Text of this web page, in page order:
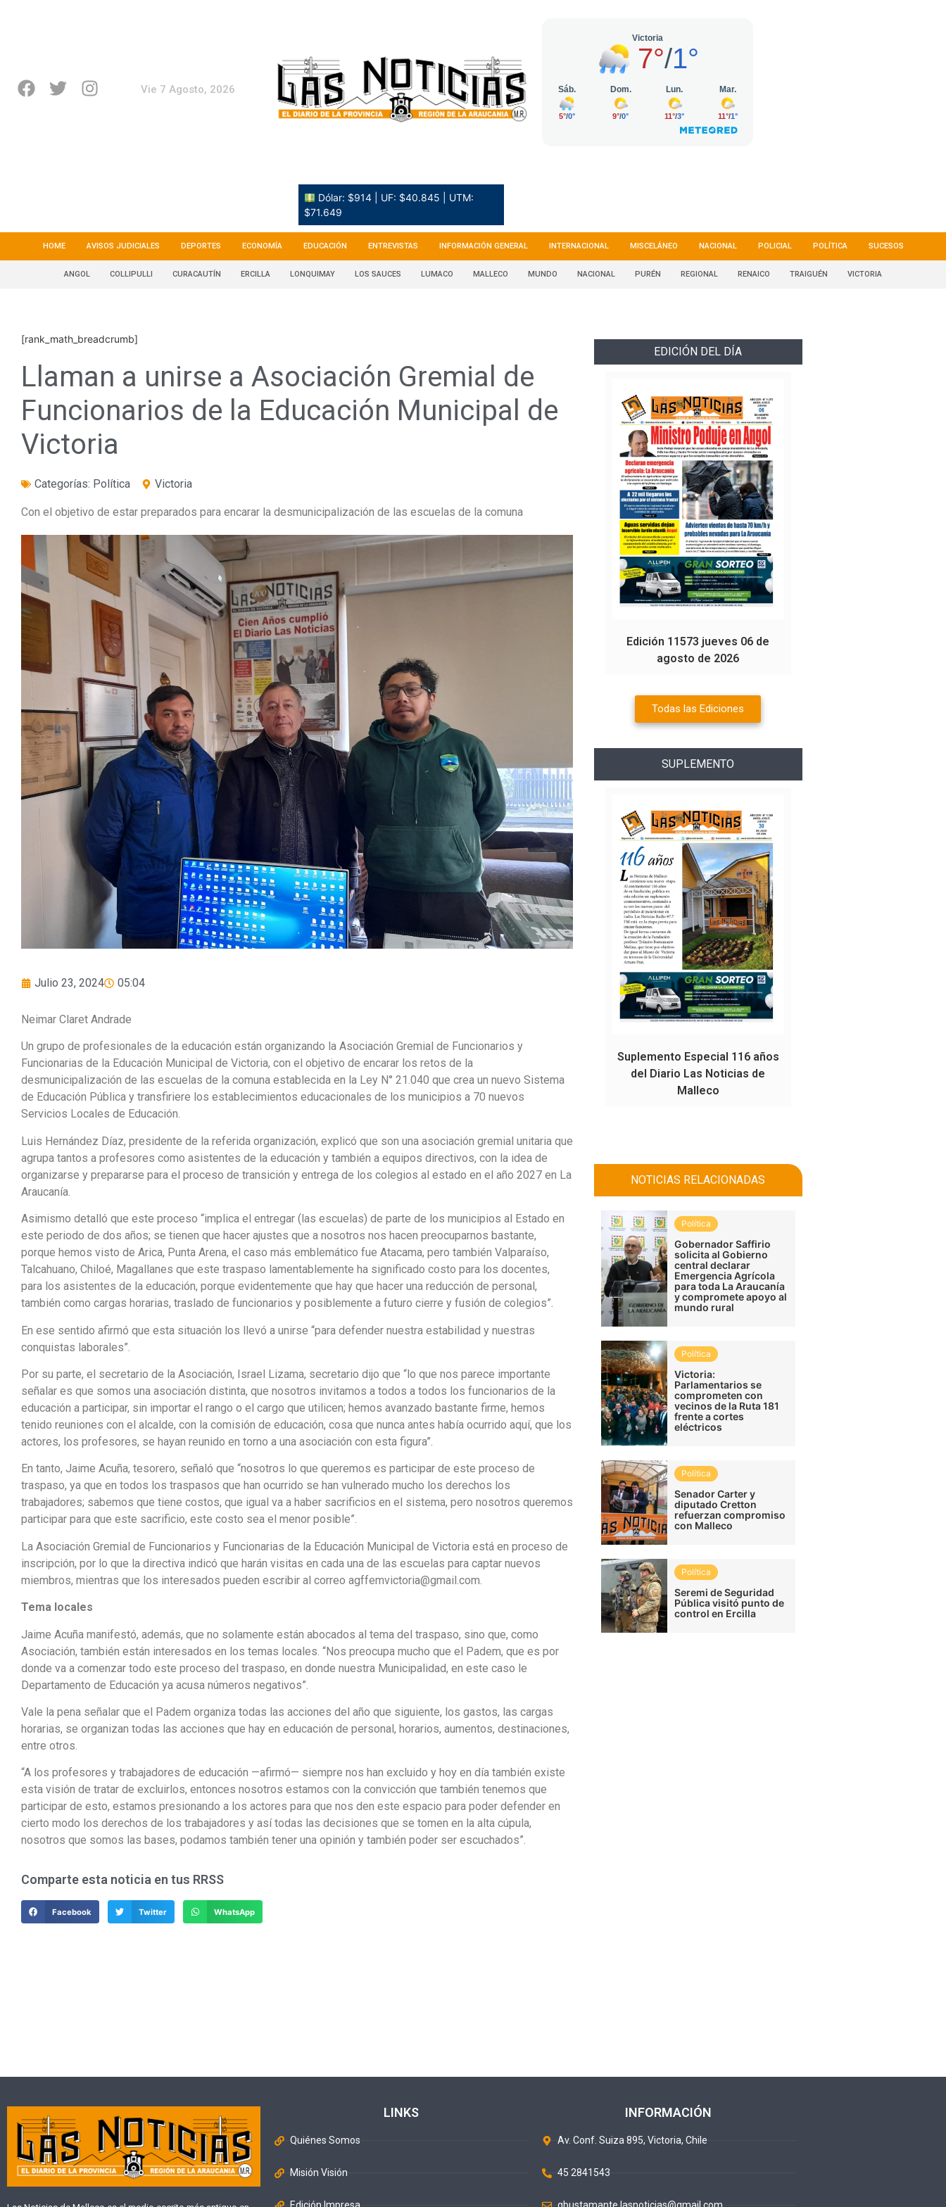
Vie 7 Agosto, 2026
Dólar: $914 | UF: $40.845 | UTM:
$71.649
HOME AVISOS JUDICIALES DEPORTES ECONOMÍA EDUCACIÓN ENTREVISTAS INFORMACIÓN GENERAL INTERNACIONAL MISCELÁNEO NACIONAL POLICIAL POLÍTICA SUCESOS
ANGOL COLLIPULLI CURACAUTÍN ERCILLA LONQUIMAY LOS SAUCES LUMACO MALLECO MUNDO NACIONAL PURÉN REGIONAL RENAICO TRAIGUÉN VICTORIA
[rank_math_breadcrumb]
Llaman a unirse a Asociación Gremial de
Funcionarios de la Educación Municipal de
Victoria
Categorías: Política Victoria
Con el objetivo de estar preparados para encarar la desmunicipalización de las escuelas de la comuna
Julio 23, 2024 05:04
Neimar Claret Andrade
Un grupo de profesionales de la educación están organizando la Asociación Gremial de Funcionarios y
Funcionarias de la Educación Municipal de Victoria, con el objetivo de encarar los retos de la
desmunicipalización de las escuelas de la comuna establecida en la Ley N° 21.040 que crea un nuevo Sistema
de Educación Pública y transfiriere los establecimientos educacionales de los municipios a 70 nuevos
Servicios Locales de Educación.
Luis Hernández Díaz, presidente de la referida organización, explicó que son una asociación gremial unitaria que
agrupa tantos a profesores como asistentes de la educación y también a equipos directivos, con la idea de
organizarse y prepararse para el proceso de transición y entrega de los colegios al estado en el año 2027 en La
Araucanía.
Asimismo detalló que este proceso “implica el entregar (las escuelas) de parte de los municipios al Estado en
este periodo de dos años; se tienen que hacer ajustes que a nosotros nos hacen preocuparnos bastante,
porque hemos visto de Arica, Punta Arena, el caso más emblemático fue Atacama, pero también Valparaíso,
Talcahuano, Chiloé, Magallanes que este traspaso lamentablemente ha significado costo para los docentes,
para los asistentes de la educación, porque evidentemente que hay que hacer una reducción de personal,
también como cargas horarias, traslado de funcionarios y posiblemente a futuro cierre y fusión de colegios”.
En ese sentido afirmó que esta situación los llevó a unirse “para defender nuestra estabilidad y nuestras
conquistas laborales”.
Por su parte, el secretario de la Asociación, Israel Lizama, secretario dijo que “lo que nos parece importante
señalar es que somos una asociación distinta, que nosotros invitamos a todos a todos los funcionarios de la
educación a participar, sin importar el rango o el cargo que utilicen; hemos avanzado bastante firme, hemos
tenido reuniones con el alcalde, con la comisión de educación, cosa que nunca antes había ocurrido aquí, que los
actores, los profesores, se hayan reunido en torno a una asociación con esta figura”.
En tanto, Jaime Acuña, tesorero, señaló que “nosotros lo que queremos es participar de este proceso de
traspaso, ya que en todos los traspasos que han ocurrido se han vulnerado mucho los derechos los
trabajadores; sabemos que tiene costos, que igual va a haber sacrificios en el sistema, pero nosotros queremos
participar para que este sacrificio, este costo sea el menor posible”.
La Asociación Gremial de Funcionarios y Funcionarias de la Educación Municipal de Victoria está en proceso de
inscripción, por lo que la directiva indicó que harán visitas en cada una de las escuelas para captar nuevos
miembros, mientras que los interesados pueden escribir al correo agffemvictoria@gmail.com.
Tema locales
Jaime Acuña manifestó, además, que no solamente están abocados al tema del traspaso, sino que, como
Asociación, también están interesados en los temas locales. “Nos preocupa mucho que el Padem, que es por
donde va a comenzar todo este proceso del traspaso, en donde nuestra Municipalidad, en este caso le
Departamento de Educación ya acusa números negativos”.
Vale la pena señalar que el Padem organiza todas las acciones del año que siguiente, los gastos, las cargas
horarias, se organizan todas las acciones que hay en educación de personal, horarios, aumentos, destinaciones,
entre otros.
“A los profesores y trabajadores de educación —afirmó— siempre nos han excluido y hoy en día también existe
esta visión de tratar de excluirlos, entonces nosotros estamos con la convicción que también tenemos que
participar de esto, estamos presionando a los actores para que nos den este espacio para poder defender en
cierto modo los derechos de los trabajadores y así todas las decisiones que se tomen en la alta cúpula,
nosotros que somos las bases, podamos también tener una opinión y también poder ser escuchados”.
Comparte esta noticia en tus RRSS
Facebook Twitter WhatsApp
EDICIÓN DEL DÍA
Edición 11573 jueves 06 de
agosto de 2026
Todas las Ediciones
SUPLEMENTO
Suplemento Especial 116 años
del Diario Las Noticias de
Malleco
NOTICIAS RELACIONADAS
Política
Gobernador Saffirio
solicita al Gobierno
central declarar
Emergencia Agrícola
para toda La Araucanía
y compromete apoyo al
mundo rural
Política
Victoria:
Parlamentarios se
comprometen con
vecinos de la Ruta 181
frente a cortes
eléctricos
Política
Senador Carter y
diputado Cretton
refuerzan compromiso
con Malleco
Política
Seremi de Seguridad
Pública visitó punto de
control en Ercilla
LINKS
Quiénes Somos
Misión Visión
INFORMACIÓN
Av. Conf. Suiza 895, Victoria, Chile
45 2841543